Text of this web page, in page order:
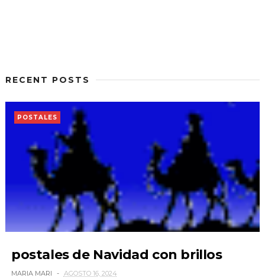
RECENT POSTS
POSTALES
postales de Navidad con brillos
MARIA MARI AGOSTO 16, 2024